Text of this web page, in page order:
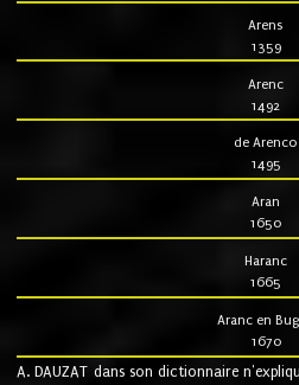
Arens
1359
Arenc
1492
de Arenco
1495
Aran
1650
Haranc
1665
Aranc en
1670
A. DAUZAT dans son dictionnaire